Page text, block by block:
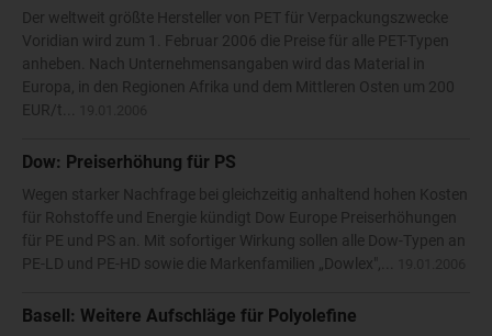
Der weltweit größte Hersteller von PET für Verpackungszwecke
Voridian wird zum 1. Februar 2006 die Preise für alle PET-Typen
anheben. Nach Unternehmensangaben wird das Material in
Europa, in den Regionen Afrika und dem Mittleren Osten um 200
EUR/t...
Dow: Preiserhöhung für PS
Wegen starker Nachfrage bei gleichzeitig anhaltend hohen Kosten
für Rohstoffe und Energie kündigt Dow Europe Preiserhöhungen
für PE und PS an. Mit sofortiger Wirkung sollen alle Dow-Typen an
PE-LD und PE-HD sowie die Markenfamilien „Dowlex",...
Basell: Weitere Aufschläge für Polyolefine